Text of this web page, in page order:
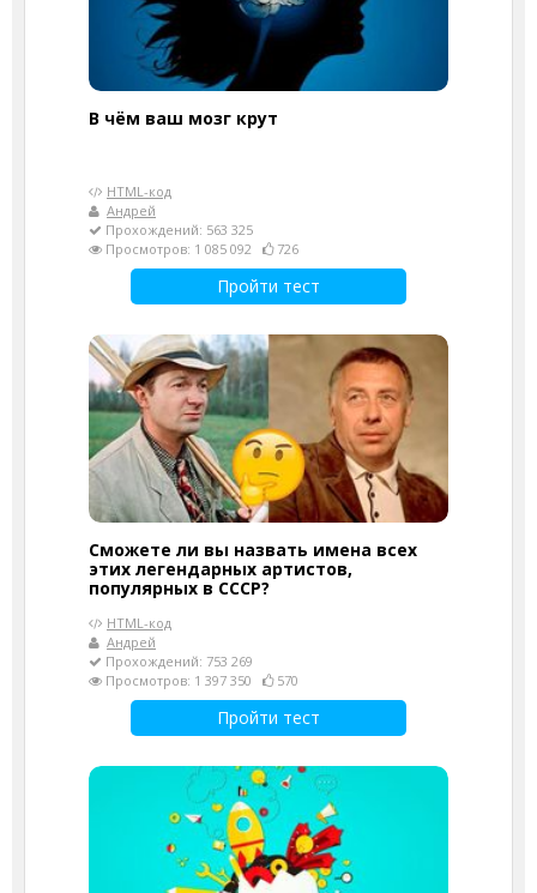
В чём ваш мозг крут
HTML-код
Андрей
Прохождений: 563 325
Просмотров: 1 085 092
726
Пройти тест
Сможете ли вы назвать имена всех
этих легендарных артистов,
популярных в СССР?
HTML-код
Андрей
Прохождений: 753 269
Просмотров: 1 397 350
570
Пройти тест